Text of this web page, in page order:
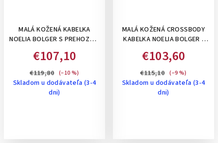
MALÁ KOŽENÁ KABELKA
NOELIA BOLGER S PREHOZOM
KOŇAKOVÁ
€107,10
€119,80 (–10 %)
Skladom u dodávateľa (3-4
dni)
MALÁ KOŽENÁ CROSSBODY
KABELKA NOELIA BOLGER ,
€103,60
€115,10 (–9 %)
Skladom u dodávateľa (3-4
dni)